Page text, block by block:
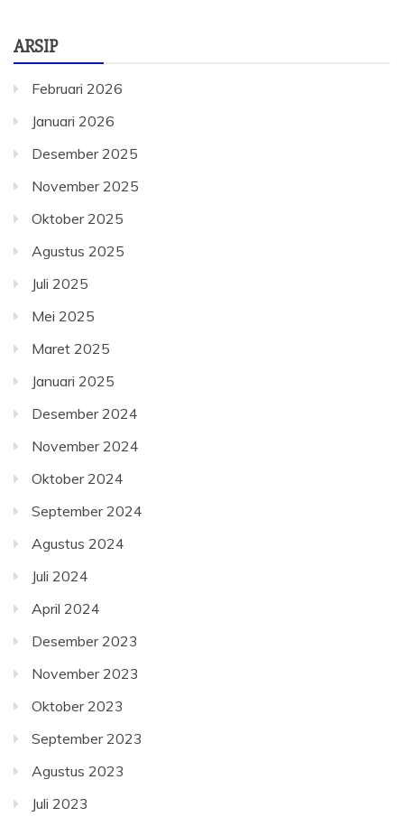
ARSIP
Februari 2026
Januari 2026
Desember 2025
November 2025
Oktober 2025
Agustus 2025
Juli 2025
Mei 2025
Maret 2025
Januari 2025
Desember 2024
November 2024
Oktober 2024
September 2024
Agustus 2024
Juli 2024
April 2024
Desember 2023
November 2023
Oktober 2023
September 2023
Agustus 2023
Juli 2023